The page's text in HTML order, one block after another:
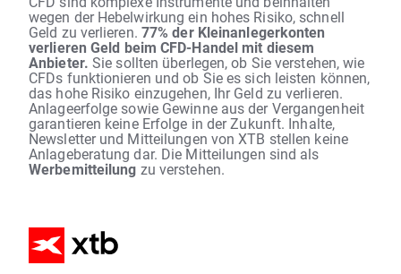
wegen der Hebelwirkung ein hohes Risiko, schnell
Geld zu verlieren. 77% der Kleinanlegerkonten
verlieren Geld beim CFD-Handel mit diesem
Anbieter. Sie sollten überlegen, ob Sie verstehen, wie
CFDs funktionieren und ob Sie es sich leisten können,
das hohe Risiko einzugehen, Ihr Geld zu verlieren.
Anlageerfolge sowie Gewinne aus der Vergangenheit
garantieren keine Erfolge in der Zukunft. Inhalte,
Newsletter und Mitteilungen von XTB stellen keine
Anlageberatung dar. Die Mitteilungen sind als
Werbemitteilung zu verstehen.